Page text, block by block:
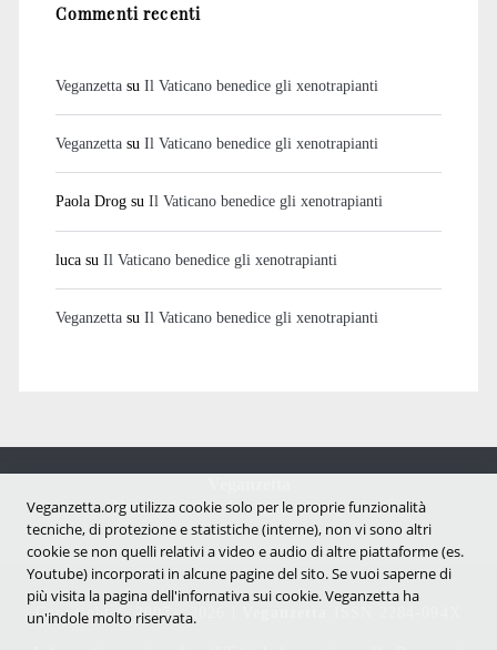
Commenti recenti
Veganzettasu Il Vaticano benedice gli xenotrapianti
Veganzettasu Il Vaticano benedice gli xenotrapianti
Paola Drogsu Il Vaticano benedice gli xenotrapianti
lucasu Il Vaticano benedice gli xenotrapianti
Veganzettasu Il Vaticano benedice gli xenotrapianti
Notizie dal mondo vegan e antispecista
Copyright © 2007 - 2026 |
Veganzetta.org utilizza cookie solo per le proprie funzionalità
tecniche, di protezione e statistiche (interne), non vi sono altri
cookie se non quelli relativi a video e audio di altre piattaforme (es.
Youtube) incorporati in alcune pagine del sito. Se vuoi saperne di
più visita la pagina dell'infornativa sui cookie. Veganzetta ha
un'indole molto riservata.